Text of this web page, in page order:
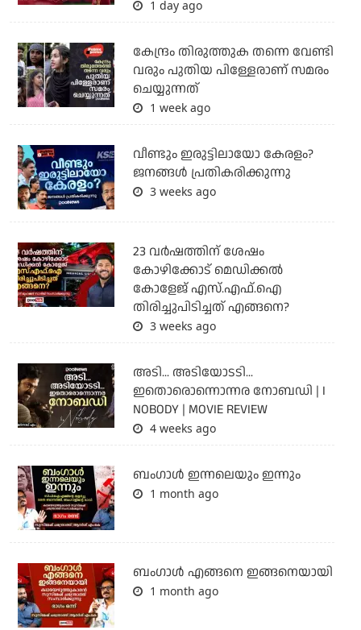
1 day ago
കേന്ദ്രം തിരുത്തുക തന്നെ വേണ്ടി
വരും പുതിയ പിള്ളേരാണ് സമരം
ചെയ്യുന്നത്
1 week ago
വീണ്ടും ഇരുട്ടിലായോ കേരളം?
ജനങ്ങൾ പ്രതികരിക്കുന്നു
3 weeks ago
23 വർഷത്തിന് ശേഷം
കോഴിക്കോട് മെഡിക്കൽ
കോളേജ് എസ്.എഫ്.ഐ
തിരിച്ചുപിടിച്ചത് എങ്ങനെ?
3 weeks ago
അടി... അടിയോടടി...
ഇതൊരൊന്നൊന്നര നോബഡി | I
NOBODY | MOVIE REVIEW
4 weeks ago
ബംഗാള്‍ ഇന്നലെയും ഇന്നും
1 month ago
ബം​ഗാൾ എങ്ങനെ ഇങ്ങനെയായി
1 month ago